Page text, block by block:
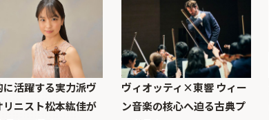
に活躍する実力派ヴ
リニスト松本紘佳が
ヴィオッティ×東響 ウィー
ン音楽の核心へ迫る古典プ